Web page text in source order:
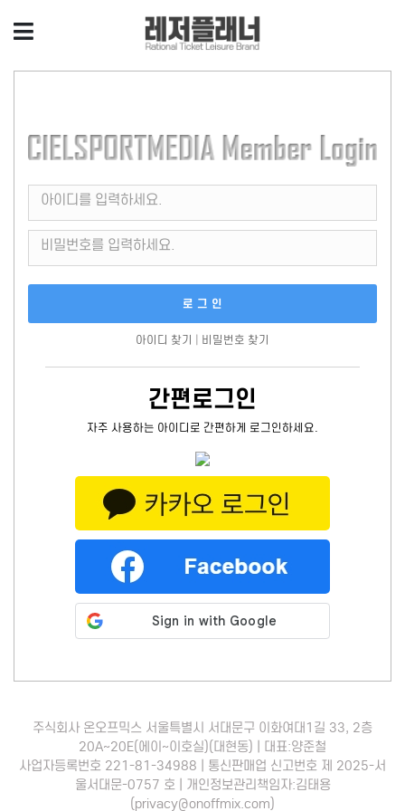
아이디를 입력하세요.
비밀번호를 입력하세요.
아이디 찾기 | 비밀번호 찾기
간편로그인
자주 사용하는 아이디로 간편하게 로그인하세요.
주식회사 온오프믹스 서울특별시 서대문구 이화여대1길 33, 2층
20A~20E(에이~이호실)(대현동) | 대표:양준철
사업자등록번호 221-81-34988 | 통신판매업 신고번호 제 2025-서
울서대문-0757 호 | 개인정보관리책임자:김태용
(privacy@onoffmix.com)